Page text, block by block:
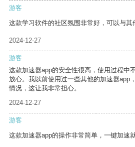
游客
这款学习软件的社区氛围非常好，可以与其
2024-12-27
游客
这款加速器app的安全性很高，使用过程中
放心。我以前使用过一些其他的加速器app
情况，这让我非常担心。
2024-12-27
游客
这款加速器app的操作非常简单，一键加速